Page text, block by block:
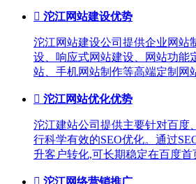
 沱江网站建设优势
沱江网站建设公司提供企业网站
设、响应式网站建设、网站功能
站、手机网站制作等高端定制网
 沱江网站优化优势
沱江建站公司提供主要针对百度
行科学有效的SEO优化。通过
升客户转化,可长期稳定在百度首